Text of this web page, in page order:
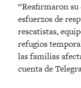
“Reafirmaron
esfuerzos de
rescatistas,
refugios
las familias
cuenta de